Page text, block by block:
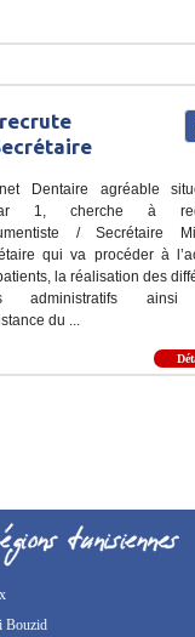
Dentaire agréable
1, cherche à
/ Secrétaire
qui va procéder à
la réalisation des
administratifs ainsi
du ...
Bouzid